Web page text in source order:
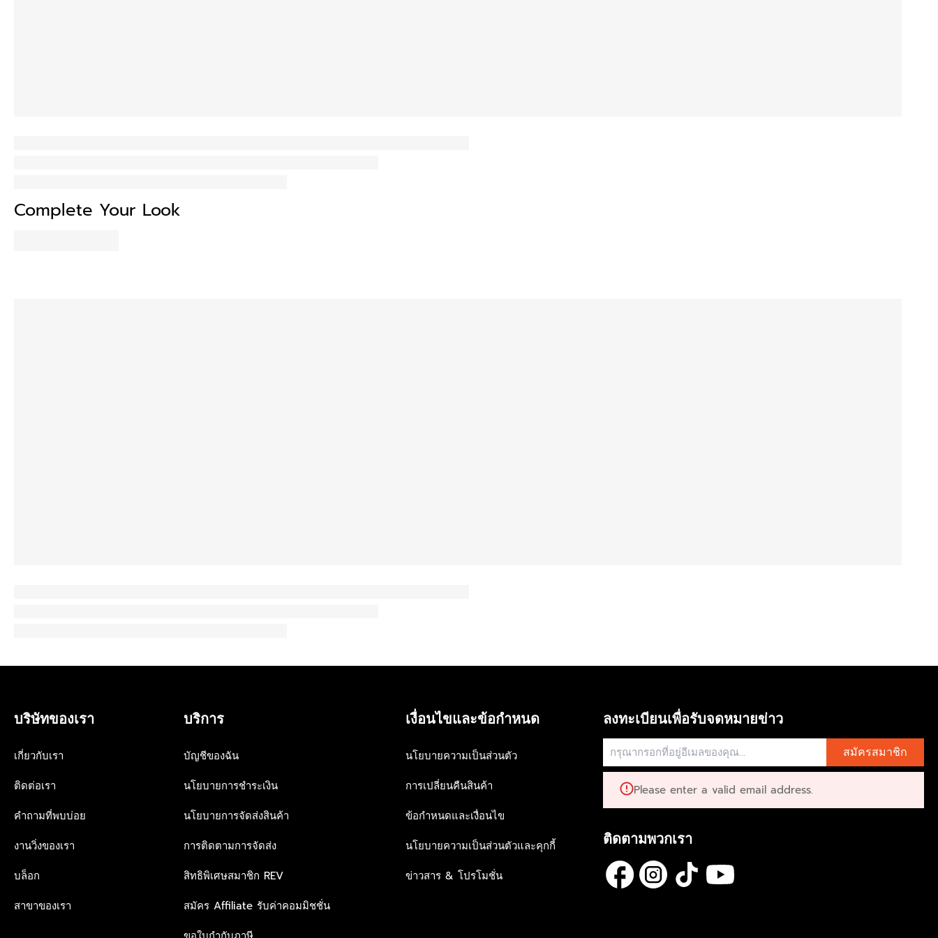
Complete Your Look
บริษัทของเรา
เกี่ยวกับเรา
ติดต่อเรา
คำถามที่พบบ่อย
งานวิ่งของเรา
บล็อก
สาขาของเรา
บริการ
บัญชีของฉัน
นโยบายการชำระเงิน
นโยบายการจัดส่งสินค้า
การติดตามการจัดส่ง
สิทธิพิเศษสมาชิก REV
สมัคร Affiliate รับค่าคอมมิชชั่น
เงื่อนไขและข้อกำหนด
นโยบายความเป็นส่วนตัว
การเปลี่ยนคืนสินค้า
ข้อกำหนดและเงื่อนไข
นโยบายความเป็นส่วนตัวและคุกกี้
ข่าวสาร & โปรโมชั่น
ลงทะเบียนเพื่อรับจดหมายข่าว
สมัครสมาชิก
Please enter a valid email address.
ติดตามพวกเรา